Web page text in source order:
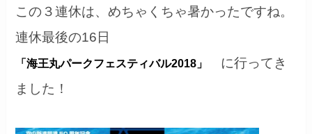
この３連休は、めちゃくちゃ暑かったですね。
連休最後の16日
「海王丸パークフェスティバル2018」
に行ってき
ました！